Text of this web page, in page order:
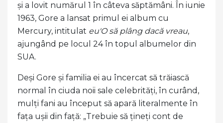
și a lovit numărul 1 în câteva săptămâni. În iunie
1963, Gore a lansat primul ei album cu
Mercury, intitulat eu'O să plâng dacă vreau,
ajungând pe locul 24 în topul albumelor din
SUA.
Deși Gore și familia ei au încercat să trăiască
normal în ciuda noii sale celebrități, în curând,
mulți fani au început să apară literalmente în
fața ușii din față: „Trebuie să țineți cont de